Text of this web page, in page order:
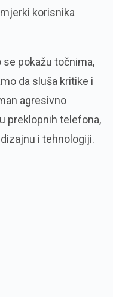
korisnika
pokažu točnima,
da sluša kritike i
agresivno
preklopnih telefona,
i tehnologiji.